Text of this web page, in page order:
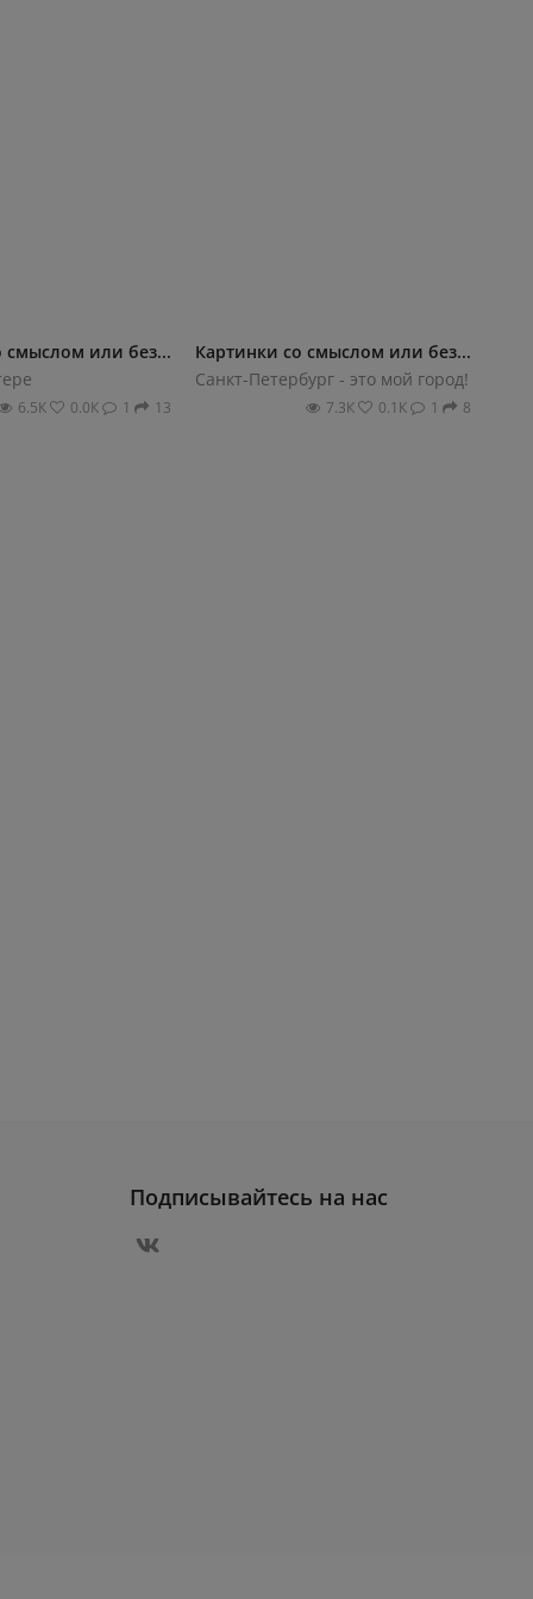
смыслом или без...
6.5К 0.0К 1 13
Картинки со смыслом или без...
Санкт-Петербург - это мой город!
7.3К 0.1К 1 8
Подписывайтесь на нас